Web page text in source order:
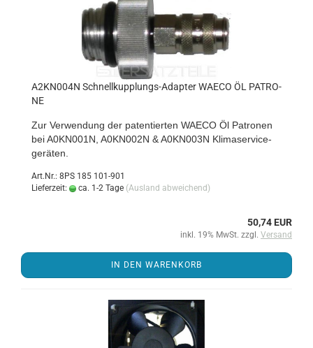
A2KN004N Schnellkupplungs-​​Ad­ap­ter WAECO ÖL PA­TRO­
NE
Zur Ver­wen­dung der pa­ten­tier­ten WAECO Öl Pa­tro­nen
bei A0KN001N, A0KN002N & A0KN003N Kli­ma­ser­vice­
ge­rä­ten.
Art.Nr.: 8PS 185 101-901
Lieferzeit:
ca. 1-2 Tage (Ausland abweichend)
50,74 EUR
inkl. 19% MwSt. zzgl. Versand
IN DEN WARENKORB